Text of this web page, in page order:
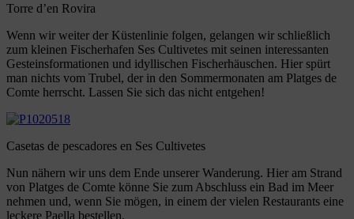
Torre d’en Rovira
Wenn wir weiter der Küstenlinie folgen, gelangen wir schließlich
zum kleinen Fischerhafen Ses Cultivetes mit seinen interessanten
Gesteinsformationen und idyllischen Fischerhäuschen. Hier spürt
man nichts vom Trubel, der in den Sommermonaten am Platges de
Comte herrscht. Lassen Sie sich das nicht entgehen!
Casetas de pescadores en Ses Cultivetes
Nun nähern wir uns dem Ende unserer Wanderung. Hier am Strand
von Platges de Comte könne Sie zum Abschluss ein Bad im Meer
nehmen und, wenn Sie mögen, in einem der vielen Restaurants eine
leckere Paella bestellen.